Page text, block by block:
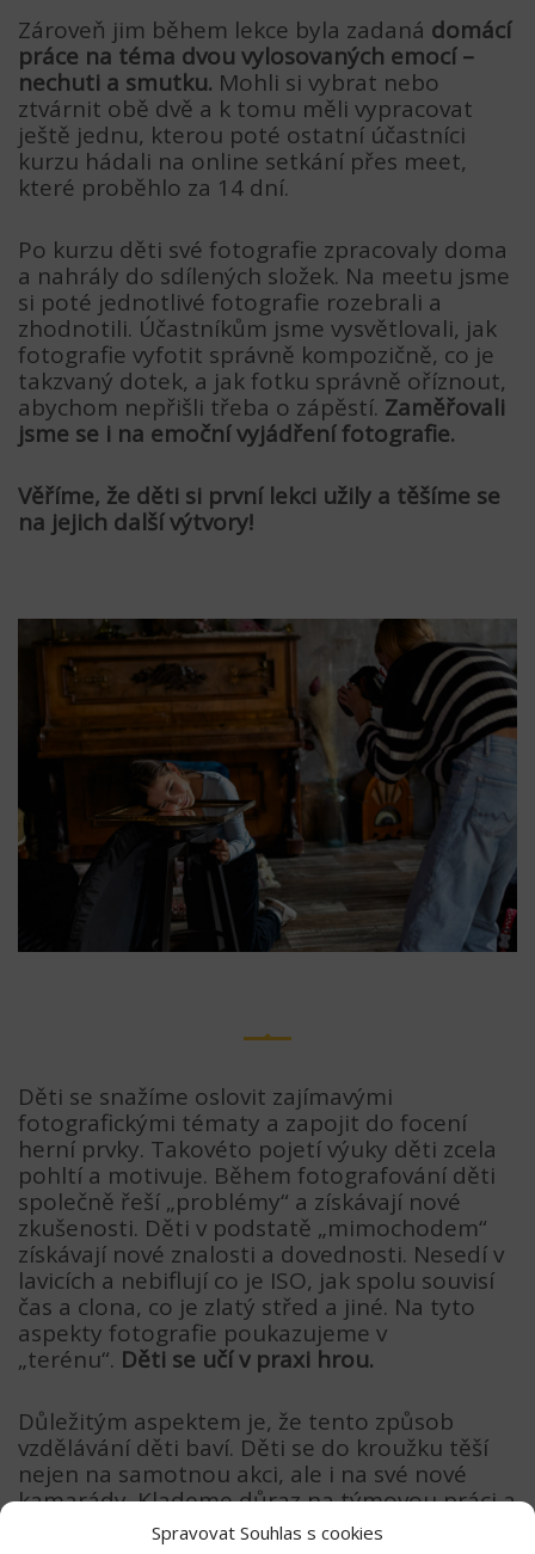
Spravovat Souhlas s cookies
Zároveň jim během lekce byla zadaná domácí
práce na téma dvou vylosovaných emocí –
nechuti a smutku. Mohli si vybrat nebo
ztvárnit obě dvě a k tomu měli vypracovat
ještě jednu, kterou poté ostatní účastníci
kurzu hádali na online setkání přes meet,
které proběhlo za 14 dní.
Po kurzu děti své fotografie zpracovaly doma
a nahrály do sdílených složek. Na meetu jsme
si poté jednotlivé fotografie rozebrali a
zhodnotili. Účastníkům jsme vysvětlovali, jak
fotografie vyfotit správně kompozičně, co je
takzvaný dotek, a jak fotku správně oříznout,
abychom nepřišli třeba o zápěstí. Zaměřovali
jsme se i na emoční vyjádření fotografie.
Věříme, že děti si první lekci užily a těšíme se
na jejich další výtvory!
Děti se snažíme oslovit zajímavými
fotografickými tématy a zapojit do focení
herní prvky. Takovéto pojetí výuky děti zcela
pohltí a motivuje. Během fotografování děti
společně řeší „problémy“ a získávají nové
zkušenosti. Děti v podstatě „mimochodem“
získávají nové znalosti a dovednosti. Nesedí v
lavicích a nebiflují co je ISO, jak spolu souvisí
čas a clona, co je zlatý střed a jiné. Na tyto
aspekty fotografie poukazujeme v
„terénu“. Děti se učí v praxi hrou.
Důležitým aspektem je, že tento způsob
vzdělávání děti baví. Děti se do kroužku těší
nejen na samotnou akci, ale i na své nové
kamarády. Klademe důraz na týmovou práci a
děti se tak učí zejména důležité dovednosti a